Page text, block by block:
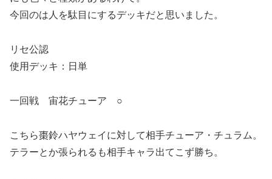
今回のは人を駄目にするデッキだと思いました。
リセ公認
使用デッキ：日単
一回戦 宙花チューア ○
こちら棗鈴ハヤウェイに対して相手チューア・チュラム。
テラーとか張られるも相手キャラ出てこず勝ち。